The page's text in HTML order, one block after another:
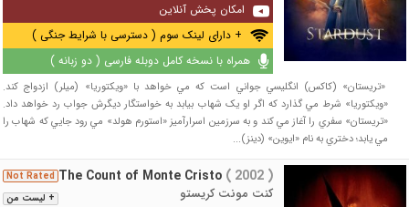
امکان پخش آنلاین
+ دارای لینک سوم ( دسترسی با شرایط جنگی )
همراه با نسخه کامل دوبله فارسی ( دو زبانه )
«تريستان» (کاکس) انگليسي جواني است که مي خواهد با «ويکتوريا» (ميلر) ازدواج کند.
«ويکتوريا» شرط مي گذارد که اگر او يک شهاب بيابد به خواستگار ديگرش جواب رد خواهد داد.
«تريستان» سفري را آغاز مي کند و به سرزمين اسرارآميز «استورم هولد» مي رود جايي که شهاب را
مي يابد؛ دختري به نام «ايوين» (دينز)...
+ لیست من
Not Rated The Count of Monte Cristo ( 2002 )
کنت مونت کریستو